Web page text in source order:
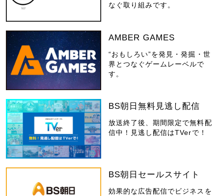
なぐ取り組みです。
AMBER GAMES
“おもしろい”を発見・発掘・世
界とつなぐゲームレーベルで
す。
BS朝日無料見逃し配信
放送終了後、期間限定で無料配
信中！見逃し配信はTVerで！
BS朝日セールスサイト
効果的な広告配信でビジネスを